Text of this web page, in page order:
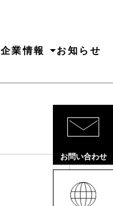
企業情報 お知らせ
お問い合わせ